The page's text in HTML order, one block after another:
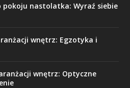
nastolatka: Wyraź siebie
wnętrz: Egzotyka i
wnętrz: Optyczne